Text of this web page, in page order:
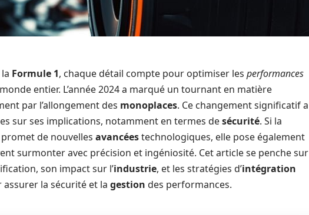
Formule 1, chaque détail compte pour optimiser les performances
entier. L’année 2024 a marqué un tournant en matière
par l’allongement des monoplaces. Ce changement significatif a
sur ses implications, notamment en termes desécurité. Si la
de nouvelles avancéestechnologiques, elle pose également
surmonter avec précision et ingéniosité. Cet article se penche sur
son impact sur l’industrie, et les stratégies d’intégration
la sécurité et la gestion des performances.